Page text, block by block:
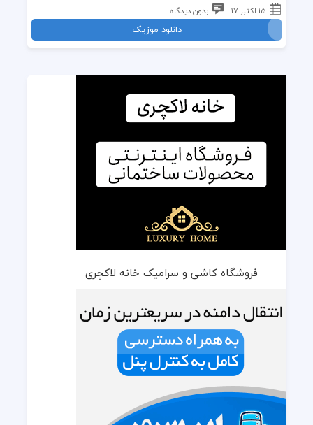
15 اکتبر 17 بدون دیدگاه
دانلود موزیک
فروشگاه کاشی و سرامیک خانه لاکچری